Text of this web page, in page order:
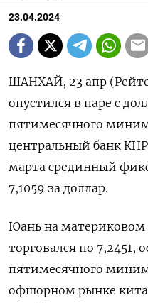
23.04.2024
ШАНХАЙ, 23 апр
опустился в паре с
пятимесячного
центральный банк
марта срединный
7,1059 за доллар.
Юань на
торговался по 7,2451,
пятимесячного
офшорном рынке